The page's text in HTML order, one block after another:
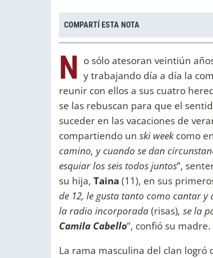
COMPARTÍ ESTA NOTA
N o sólo atesoran veintiún
y trabajando día a día la
reunir con ellos a sus cuatro
se las rebuscan para que el
suceder en las vacaciones de
compartiendo un ski weekcomo
camino, y cuando se dan
esquiar los seis todos juntos”,
su hija, Taina (11), en sus
de 12, le gusta tanto como cantar
la radio incorporada(risas), se la
Camila Cabello”, confió su madre.
La rama masculina del clan